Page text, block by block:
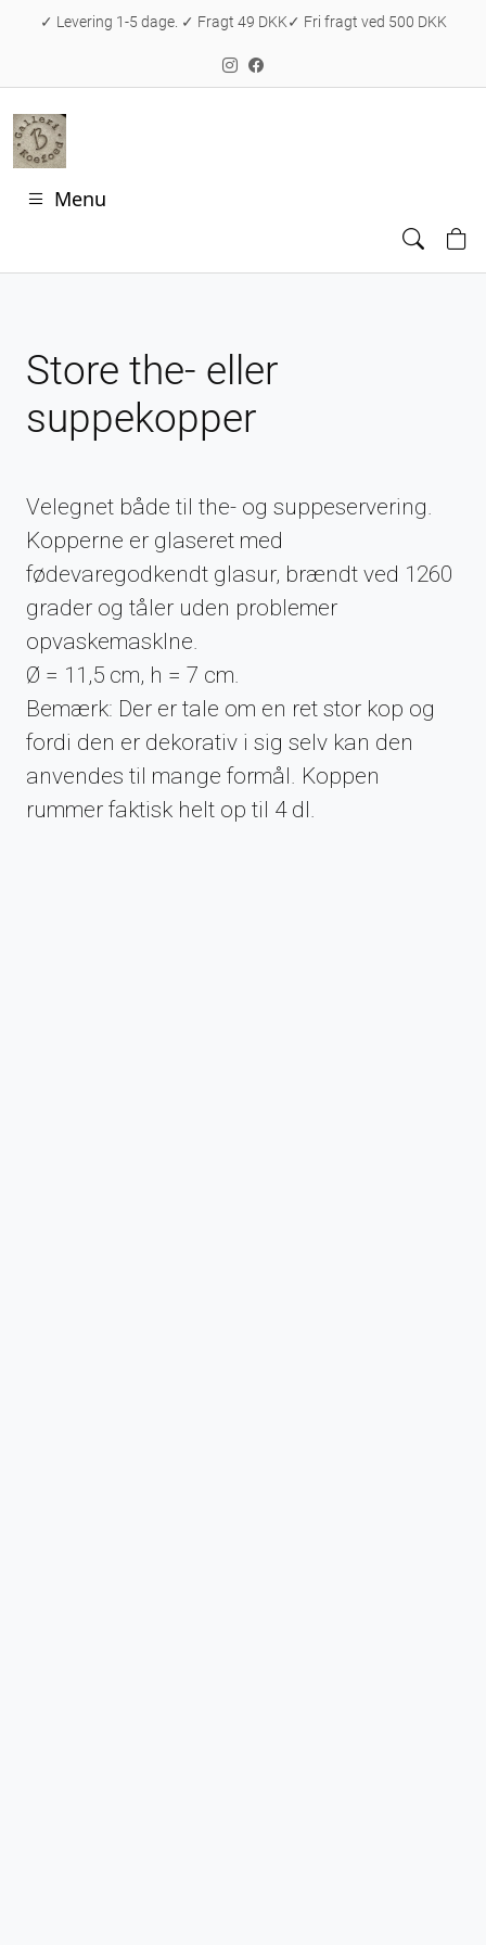
✓ Levering 1-5 dage. ✓ Fragt 49 DKK✓ Fri fragt ved 500 DKK
Menu
Store the- eller
suppekopper
Velegnet både til the- og suppeservering.
Kopperne er glaseret med
fødevaregodkendt glasur, brændt ved 1260
grader og tåler uden problemer
opvaskemasklne.
Ø = 11,5 cm, h = 7 cm.
Bemærk: Der er tale om en ret stor kop og
fordi den er dekorativ i sig selv kan den
anvendes til mange formål. Koppen
rummer faktisk helt op til 4 dl.